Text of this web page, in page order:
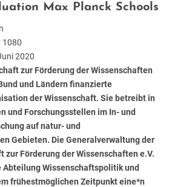
Max Planck Schools
1080
2020
zur Förderung der Wissenschaften
und Ländern finanzierte
der Wissenschaft. Sie betreibt in
und Forschungsstellen im In- und
auf natur- und
Gebieten. Die Generalverwaltung der
zur Förderung der Wissenschaften e.V.
Abteilung Wissenschaftspolitik und
frühestmöglichen Zeitpunkt eine*n